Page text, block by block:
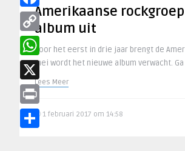
Amerikaanse
album uit
Voor het eerst in drie jaar brengt de
mei wordt het nieuwe album verwacht.
Lees Meer
1 februari 2017 om 14:58
Facebook
Copy
Link
WhatsApp
X
Print